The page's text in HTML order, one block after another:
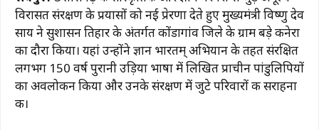
c
e
b
o
o
at
s
A
p
p
e
g
ra
m
te
re
st
ai
l
p
y
Li
n
k
ar
e
विरासत संरक्षण के प्रयासों को नई प्रेरणा देते हुए मुख्यमंत्री विष्णु देव
साय ने सुशासन तिहार के अंतर्गत कोंडागांव जिले के ग्राम बड़े कनेरा
का दौरा किया। यहां उन्होंने ज्ञान भारतम् अभियान के तहत संरक्षित
लगभग 150 वर्ष पुरानी उड़िया भाषा में लिखित प्राचीन पांडुलिपियों
का अवलोकन किया और उनके संरक्षण में जुटे परिवारों की सराहना
की।